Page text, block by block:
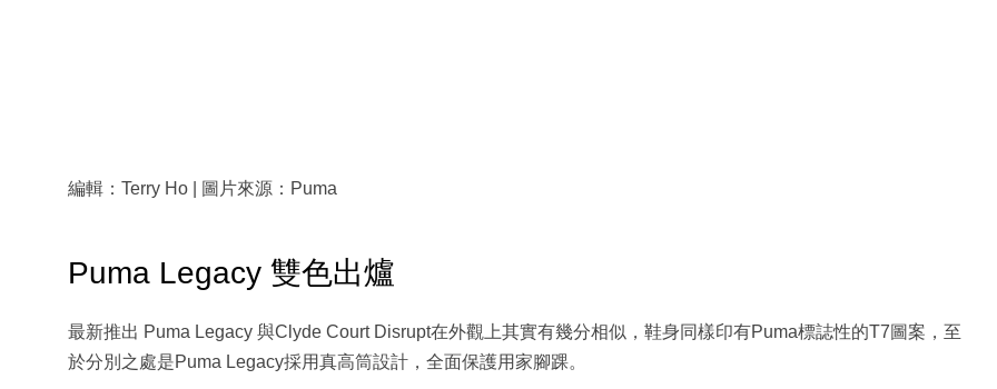
編輯：Terry Ho | 圖片來源：Puma
Puma Legacy 雙色出爐
最新推出 Puma Legacy 與Clyde Court Disrupt在外觀上其實有幾分相似，鞋身同樣印有Puma標誌性的T7圖案，至
於分別之處是Puma Legacy採用真高筒設計，全面保護用家腳踝。